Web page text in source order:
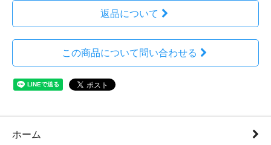
返品について
この商品について問い合わせる
ホーム